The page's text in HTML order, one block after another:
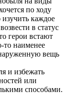
по ходу
каждое
в статус
герои встают
то наименее
вещь
и избежать
или
способами.